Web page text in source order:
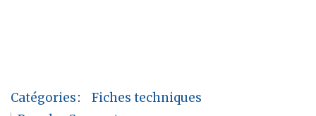
Catégories:
Fiches techniques